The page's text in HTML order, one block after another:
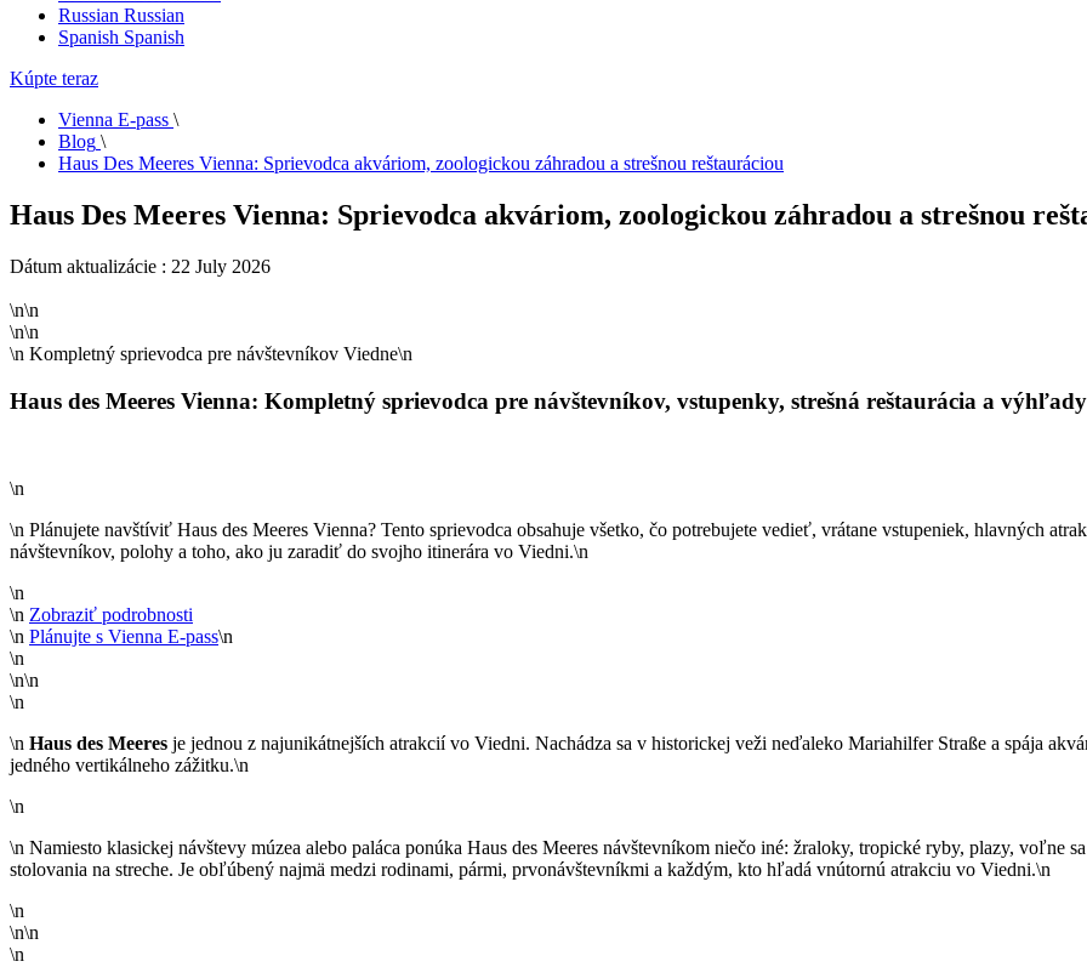
Russian Russian
Spanish Spanish
Kúpte teraz
Vienna E-pass \
Blog \
Haus Des Meeres Vienna: Sprievodca akváriom, zoologickou záhradou a strešnou reštauráciou
Haus Des Meeres Vienna: Sprievodca akváriom, zoologickou záhradou a strešnou
Dátum aktualizácie : 22 July 2026
\n\n
\n\n
\n Kompletný sprievodca pre návštevníkov Viedne\n
Haus des Meeres Vienna: Kompletný sprievodca pre návštevníkov, vstupenky, strešná reštaurácia a
\n
\n Plánujete navštíviť Haus des Meeres Vienna? Tento sprievodca obsahuje všetko, čo potrebujete vedieť, vrátane vstupeniek, hlavných
návštevníkov, polohy a toho, ako ju zaradiť do svojho itinerára vo Viedni.\n
\n
\n Zobraziť podrobnosti
\n Plánujte s Vienna E-pass\n
\n
\n\n
\n
\n Haus des Meeres je jednou z najunikátnejších atrakcií vo Viedni. Nachádza sa v historickej veži neďaleko Mariahilfer Straße a spája
jedného vertikálneho zážitku.\n
\n
\n Namiesto klasickej návštevy múzea alebo paláca ponúka Haus des Meeres návštevníkom niečo iné: žraloky, tropické ryby, plazy, voľne
stolovania na streche. Je obľúbený najmä medzi rodinami, pármi, prvonávštevníkmi a každým, kto hľadá vnútornú atrakciu vo Viedni.\n
\n
\n\n
\n